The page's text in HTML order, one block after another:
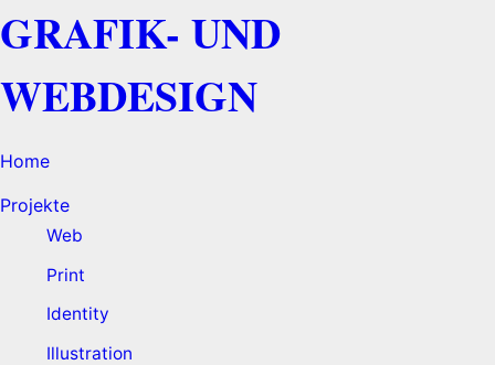
GRAFIK- UND
WEBDESIGN
Home
Projekte
Web
Print
Identity
Illustration